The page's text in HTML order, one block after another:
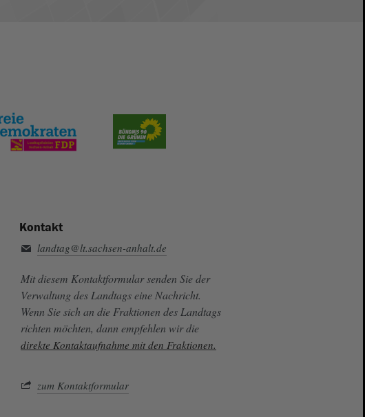
Kontakt
landtag@lt.sachsen-anhalt.de
Mit diesem Kontaktformular senden Sie der
Verwaltung des Landtags eine Nachricht.
Wenn Sie sich an die Fraktionen des Landtags
richten möchten, dann empfehlen wir die
direkte Kontaktaufnahme mit den Fraktionen.
zum Kontaktformular